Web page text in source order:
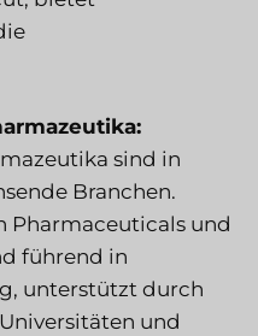
sind in
Branchen.
Pharmaceuticals und
führend in
unterstützt durch
und